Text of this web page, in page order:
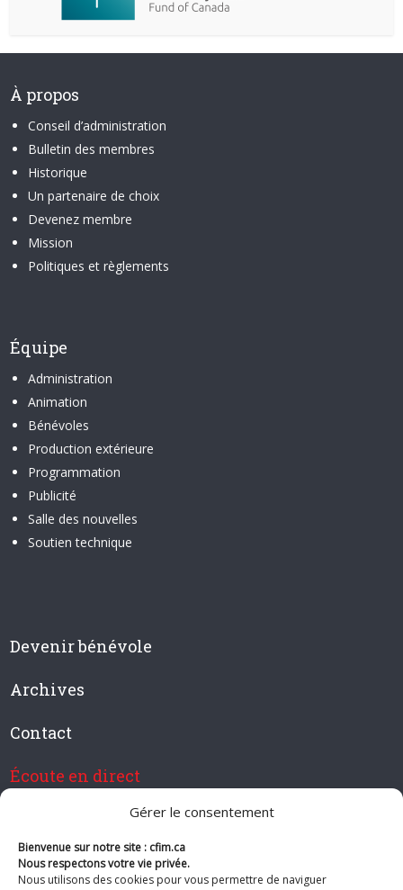
Gérer le consentement
Bienvenue sur notre site : cfim.ca
Nous respectons votre vie privée.
Nous utilisons des cookies pour vous permettre de naviguer
À propos
Conseil d’administration
Bulletin des membres
Historique
Un partenaire de choix
Devenez membre
Mission
Politiques et règlements
Équipe
Administration
Animation
Bénévoles
Production extérieure
Programmation
Publicité
Salle des nouvelles
Soutien technique
Devenir bénévole
Archives
Contact
Écoute en direct
Devenir membre de CFIM